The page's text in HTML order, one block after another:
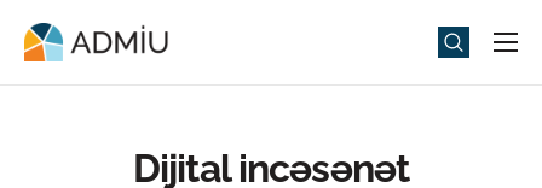
Universitet
Dijital incəsənət